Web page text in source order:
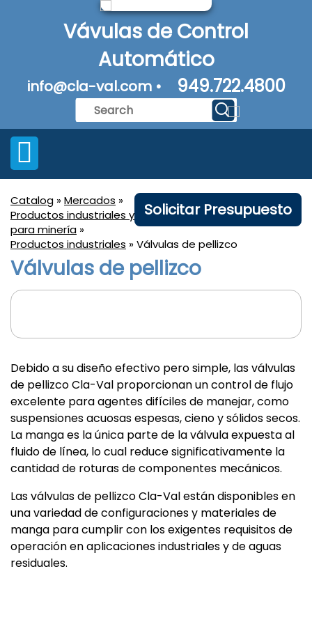
Vávulas de Control
Automático
info@cla-val.com • 949.722.4800
Solicitar Presupuesto
Catalog »Mercados »
Productos industriales y
para minería »
Productos industriales » Válvulas de pellizco
Válvulas de pellizco
Debido a su diseño efectivo pero simple, las válvulas
de pellizco Cla-Val proporcionan un control de flujo
excelente para agentes difíciles de manejar, como
suspensiones acuosas espesas, cieno y sólidos secos.
La manga es la única parte de la válvula expuesta al
fluido de línea, lo cual reduce significativamente la
cantidad de roturas de componentes mecánicos.
Las válvulas de pellizco Cla-Val están disponibles en
una variedad de configuraciones y materiales de
manga para cumplir con los exigentes requisitos de
operación en aplicaciones industriales y de aguas
residuales.